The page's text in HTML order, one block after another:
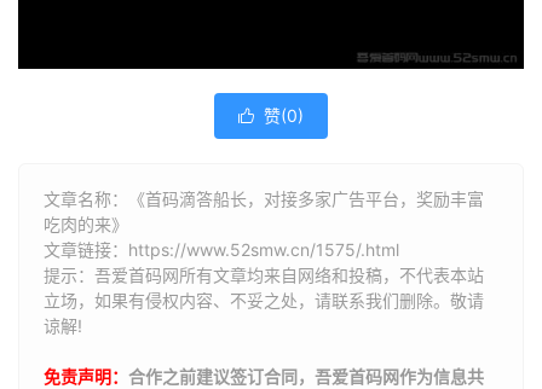
 赞(0)
文章名称：《首码滴答船长，对接多家广告平台，奖励丰富
吃肉的来》
文章链接： https://www.52smw.cn/1575/.html
提示：吾爱首码网所有文章均来自网络和投稿，不代表本站
立场，如果有侵权内容、不妥之处，请联系我们删除。敬请
谅解!
免责声明： 合作之前建议签订合同，吾爱首码网作为信息共